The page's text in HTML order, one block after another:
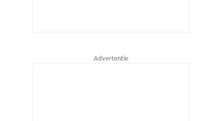
Advertentie